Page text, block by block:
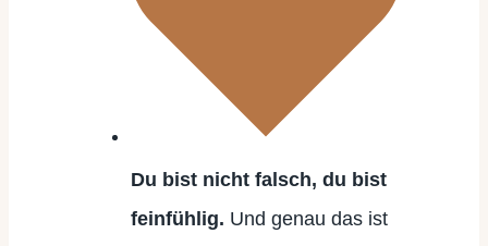
Du bist nicht falsch, du bist
feinfühlig. Und genau das ist